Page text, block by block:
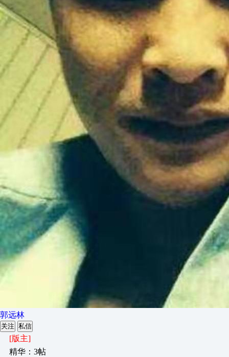
郭远林
关注 私信
[版主]
精华：3帖